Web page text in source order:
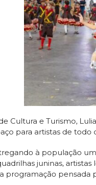
Cultura e Turismo,
para artistas de todo
à população
juninas,
programação pensada